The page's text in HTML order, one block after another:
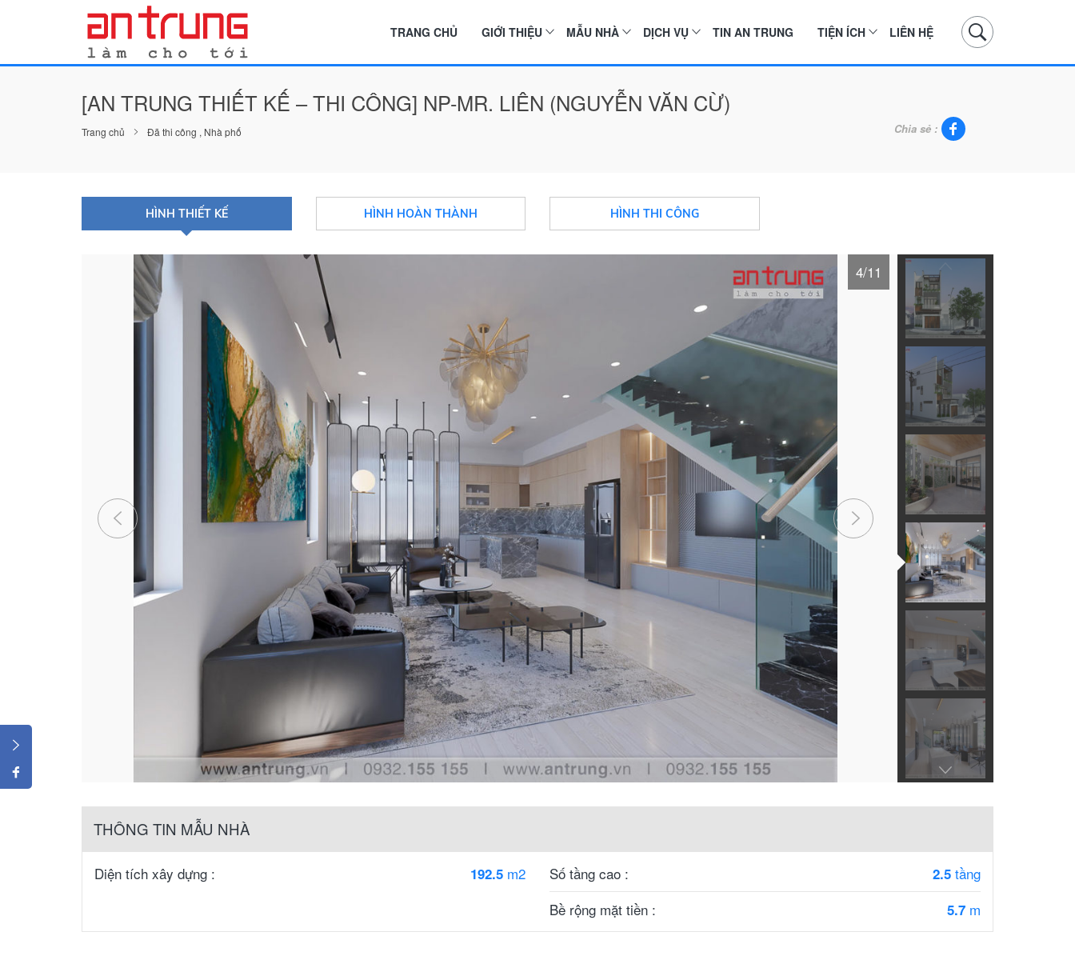
TRANG CHỦ GIỚI THIỆU MẪU NHÀ DỊCH VỤ TIN AN TRUNG TIỆN ÍCH LIÊN HỆ
[AN TRUNG THIẾT KẾ – THI CÔNG] NP-MR. LIÊN (NGUYỄN VĂN CỪ)
Chia sẻ :
Trang chủ Đã thi công , Nhà phố
HÌNH THIẾT KẾ HÌNH HOÀN THÀNH HÌNH THI CÔNG
THÔNG TIN MẪU NHÀ
Diện tích xây dựng : 192.5 m2 Số tầng cao : 2.5 tầng
Bề rộng mặt tiền :
5.7 m